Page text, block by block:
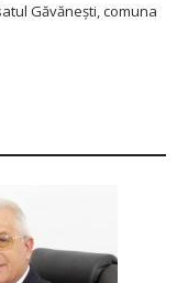
Găvănești, comuna